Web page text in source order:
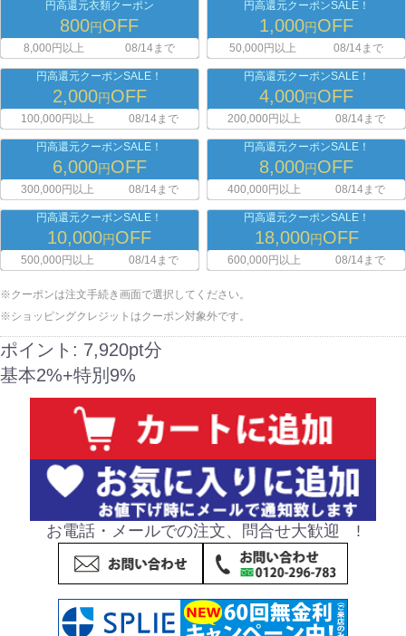
円高還元衣類クーポン
800円OFF
8,000円以上 08/14まで
円高還元クーポンSALE！
1,000円OFF
50,000円以上 08/14まで
円高還元クーポンSALE！
2,000円OFF
100,000円以上 08/14まで
円高還元クーポンSALE！
4,000円OFF
200,000円以上 08/14まで
円高還元クーポンSALE！
6,000円OFF
300,000円以上 08/14まで
円高還元クーポンSALE！
8,000円OFF
400,000円以上 08/14まで
円高還元クーポンSALE！
10,000円OFF
500,000円以上 08/14まで
円高還元クーポンSALE！
18,000円OFF
600,000円以上 08/14まで
※クーポンは注文手続き画面で選択してください。
※ショッピングクレジットはクーポン対象外です。
ポイント: 7,920pt分
基本2%+特別9%
お電話・メールでの注文、問合せ大歓迎 !